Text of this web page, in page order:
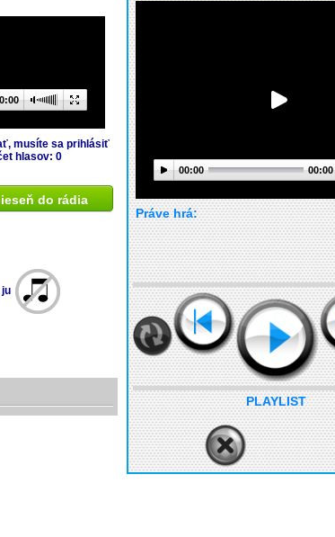
musíte sa prihlásiť
hlasov: 0
do rádia
ju
00:00 00:00
Práve hrá:
PLAYLIST